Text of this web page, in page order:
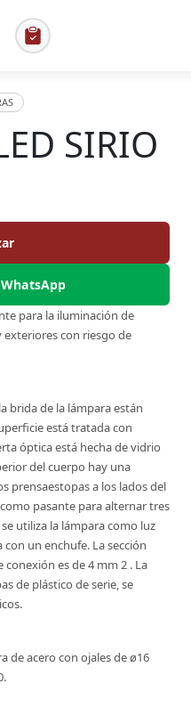
SIRIO
para la iluminación de
con riesgo de
brida de la lámpara están
está tratada con
óptica está hecha de vidrio
del cuerpo hay una
prensaestopas a los lados del
pasante para alternar tres
utiliza la lámpara como luz
con un enchufe. La sección
es de 4 mm 2 . La
de plástico de serie, se
de acero con ojales de ø16